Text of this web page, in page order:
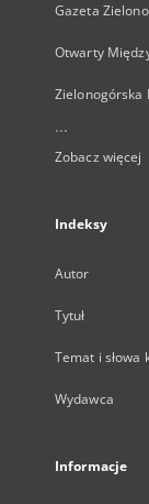
Gazeta
Otwarty
Zielonogórska
...
Zobacz więcej
Indeksy
Autor
Tytuł
Temat i słowa
Wydawca
Informacje